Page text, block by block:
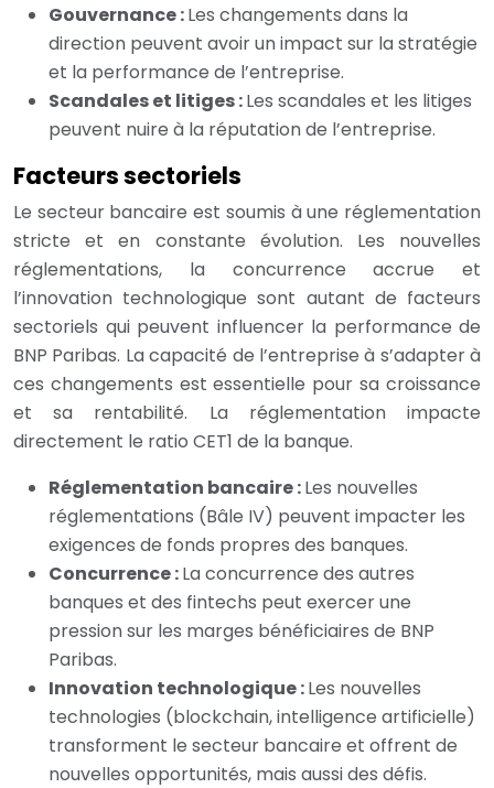
Gouvernance :Les changements dans la
direction peuvent avoir un impact sur la stratégie
et la performance de l’entreprise.
Scandales et litiges :Les scandales et les litiges
peuvent nuire à la réputation de l’entreprise.
Facteurs sectoriels
Le secteur bancaire est soumis à une réglementation
stricte et en constante évolution. Les nouvelles
réglementations, la concurrence accrue et
l’innovation technologique sont autant de facteurs
sectoriels qui peuvent influencer la performance de
BNP Paribas. La capacité de l’entreprise à s’adapter à
ces changements est essentielle pour sa croissance
et sa rentabilité. La réglementation impacte
directement le ratio CET1 de la banque.
Réglementation bancaire :Les nouvelles
réglementations (Bâle IV) peuvent impacter les
exigences de fonds propres des banques.
Concurrence :La concurrence des autres
banques et des fintechs peut exercer une
pression sur les marges bénéficiaires de BNP
Paribas.
Innovation technologique :Les nouvelles
technologies (blockchain, intelligence artificielle)
transforment le secteur bancaire et offrent de
nouvelles opportunités, mais aussi des défis.